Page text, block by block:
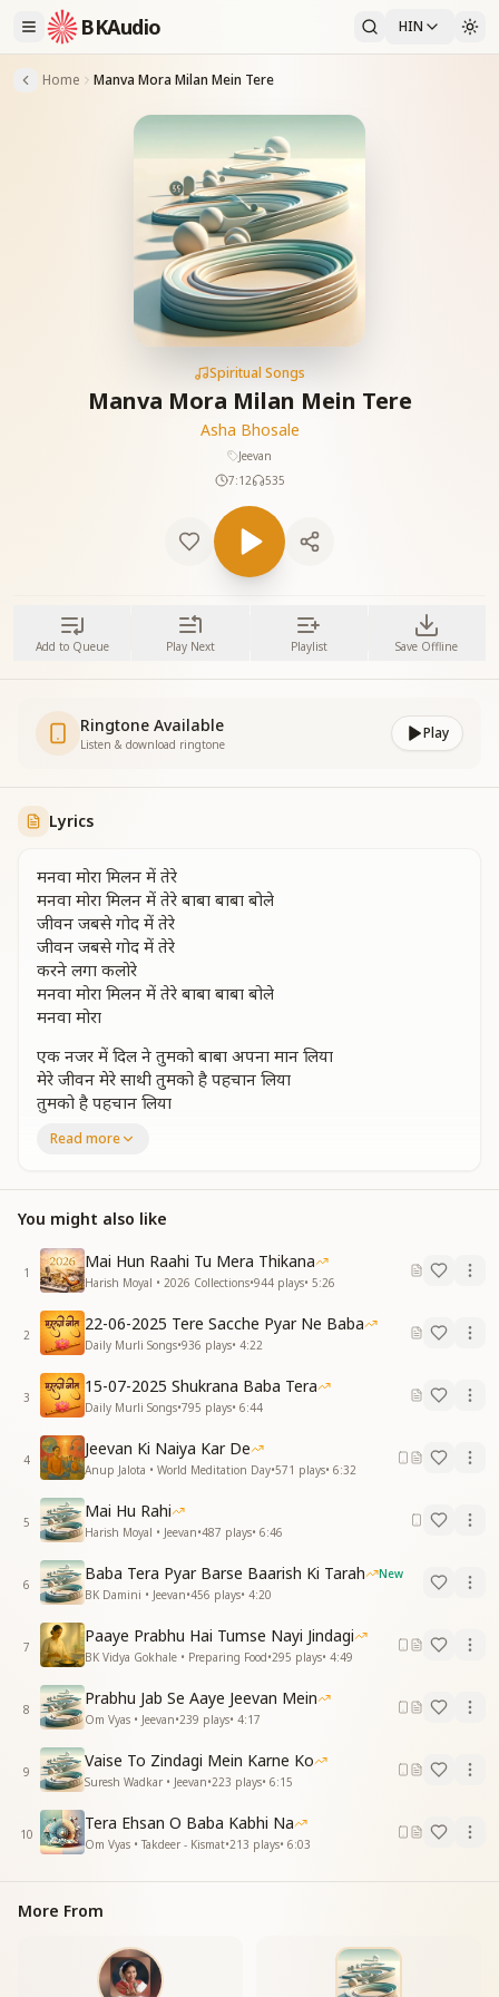
BKAudio HIN
Home Manva Mora Milan Mein Tere
Spiritual Songs
Manva Mora Milan Mein Tere
Asha Bhosale
Jeevan
7:12
535
Add to Queue Play Next Playlist Save Offline
Ringtone Available
Listen & download ringtone
Play
Lyrics
मनवा मोरा मिलन में तेरे
मनवा मोरा मिलन में तेरे बाबा बाबा बोले
जीवन जबसे गोद में तेरे
जीवन जबसे गोद में तेरे
करने लगा कलोरे
मनवा मोरा मिलन में तेरे बाबा बाबा बोले
मनवा मोरा
एक नजर में दिल ने तुमको बाबा अपना मान लिया
मेरे जीवन मेरे साथी तुमको है पहचान लिया
तुमको है पहचान लिया
इन आंखों में सांझ ढले और सुबह आंखे खोले
मनवा मोरा
दूर तलक है सागर बिखरा तन मन का मुझे भान नहीं
तुमको पाया सबकुछ पाया अब कोई अरमान नहीं
अब कोई अरमान नहीं
मन आंगन में यादों के तेरे
मन आंगन में यादों के तेरे
झुल रहे हम झूले
मनवा मोरा मिलन में तेरे बाबा बाबा बोले
मनवा मोरा
फिकरो की जंजीरें टूटी
उड़ते बनके हम पंछी
इतना परमानंद मिला है
बजती चैन की अब बंसी
बजती चैन की अब बंसी
तेरे ज्ञान की मधुर मुरलिया प्राणों में रस घोले
मनवा मोरा मिलन में तेरे बाबा बाबा बोले
मनवा मोरामिलन में तेरे बाबा बाबा बोले
जीवन जबसे गोद में तेरे
जीवन जबसे गोद में तेरे
करने लगा कलोरे
मनवा मोरा मिलन में तेरे बाबा बाबा बोले
मनवा मोरा
Read more
You might also like
1
Mai Hun Raahi Tu Mera Thikana
Harish Moyal • 2026 Collections•944 plays• 5:26
2
22-06-2025 Tere Sacche Pyar Ne Baba
Daily Murli Songs•936 plays• 4:22
3
15-07-2025 Shukrana Baba Tera
Daily Murli Songs•795 plays• 6:44
4
Jeevan Ki Naiya Kar De
Anup Jalota • World Meditation Day•571 plays• 6:32
5
Mai Hu Rahi
Harish Moyal • Jeevan•487 plays• 6:46
6
Baba Tera Pyar Barse Baarish Ki Tarah
New
BK Damini • Jeevan•456 plays• 4:20
7
Paaye Prabhu Hai Tumse Nayi Jindagi
BK Vidya Gokhale • Preparing Food•295 plays• 4:49
8
Prabhu Jab Se Aaye Jeevan Mein
Om Vyas • Jeevan•239 plays• 4:17
9
Vaise To Zindagi Mein Karne Ko
Suresh Wadkar • Jeevan•223 plays• 6:15
10
Tera Ehsan O Baba Kabhi Na
Om Vyas • Takdeer - Kismat•213 plays• 6:03
More From